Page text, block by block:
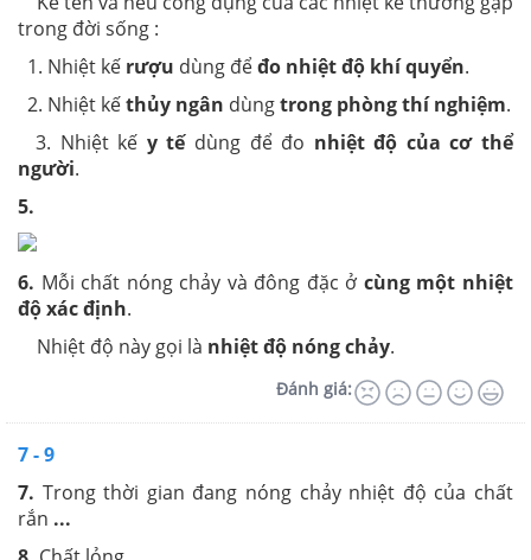
trong đời sống :
1. Nhiệt kế rượu dùng đểđo nhiệt độ khí quyển.
2. Nhiệt kếthủy ngân dùngtrong phòng thí nghiệm.
3. Nhiệt kế y tếdùng để đo nhiệt độ của cơ thể
người.
5.
6. Mỗi chất nóng chảy và đông đặc ở cùng một nhiệt
độ xác định.
Nhiệt độ này gọi là nhiệt độ nóng chảy.
Đánh giá:
7 - 9
7. Trong thời gian đang nóng chảy nhiệt độ của chất
rắn ...